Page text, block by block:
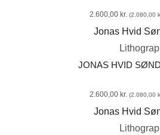
2.600,00 kr. (2.080,00
JONAS HVID
2.600,00 kr. (2.080,00